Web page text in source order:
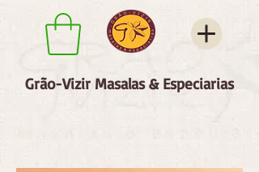
Grão-Vizir Masalas & Especiarias